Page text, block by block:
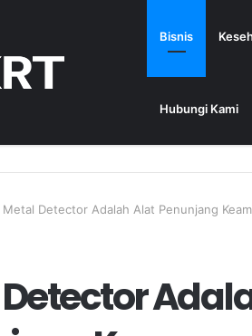
Bisnis
Hubungi Kami
Metal Detector Adalah Alat Penunjang